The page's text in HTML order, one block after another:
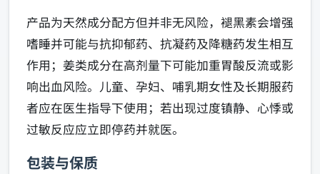
产品为天然成分配方但并非无风险，褪黑素会增强
嗜睡并可能与抗抑郁药、抗凝药及降糖药发生相互
作用；姜类成分在高剂量下可能加重胃酸反流或影
响出血风险。儿童、孕妇、哺乳期女性及长期服药
者应在医生指导下使用；若出现过度镇静、心悸或
过敏反应应立即停药并就医。
包装与保质